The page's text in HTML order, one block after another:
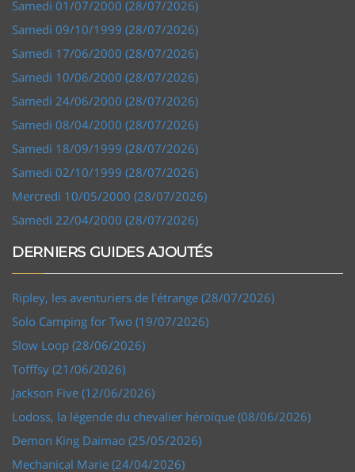
Samedi 01/07/2000 (28/07/2026)
Samedi 09/10/1999 (28/07/2026)
Samedi 17/06/2000 (28/07/2026)
Samedi 10/06/2000 (28/07/2026)
Samedi 24/06/2000 (28/07/2026)
Samedi 08/04/2000 (28/07/2026)
Samedi 18/09/1999 (28/07/2026)
Samedi 02/10/1999 (28/07/2026)
Mercredi 10/05/2000 (28/07/2026)
Samedi 22/04/2000 (28/07/2026)
DERNIERS GUIDES AJOUTÉS
Ripley, les aventuriers de l'étrange (28/07/2026)
Solo Camping for Two (19/07/2026)
Slow Loop (28/06/2026)
Tofffsy (21/06/2026)
Jackson Five (12/06/2026)
Lodoss, la légende du chevalier héroïque (08/06/2026)
Demon King Daimao (25/05/2026)
Mechanical Marie (24/04/2026)